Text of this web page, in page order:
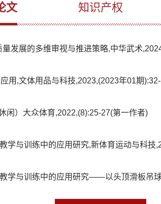
文 知识产权
发展的多维审视与推进策略,中华武术
用,文体用品与科技,2023,(2023年01期
）大众体育,2022,(8):25-27(第一作者)
学与训练中的应用研究,新体育运动与科技
学与训练中的应用研究——以头顶滑板吊